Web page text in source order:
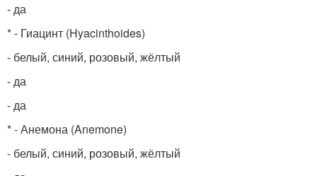
- да
* - Гиацинт (Hyacinthoides)
- белый, синий, розовый, жёлтый
- да
- да
* - Анемона (Anemone)
- белый, синий, розовый, жёлтый